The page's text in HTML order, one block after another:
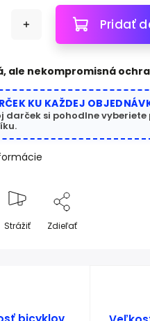
Pridať
ale nekompromisná
KU KAŽDEJ
darček si pohodlne
Strážiť Zdieľať